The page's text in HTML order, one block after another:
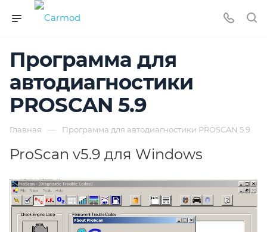
Программа для
автодиагностики
PROSCAN 5.9
Главная — Программа для автодиагностики PROSCAN 5.9
ProScan v5.9 для Windows